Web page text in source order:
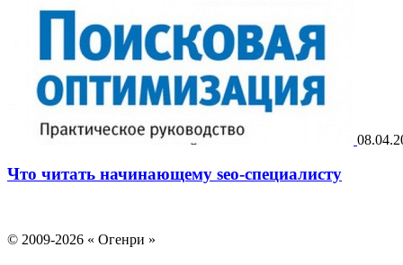
Что читать начинающему seo-специалисту
© 2009-2026
Огенри